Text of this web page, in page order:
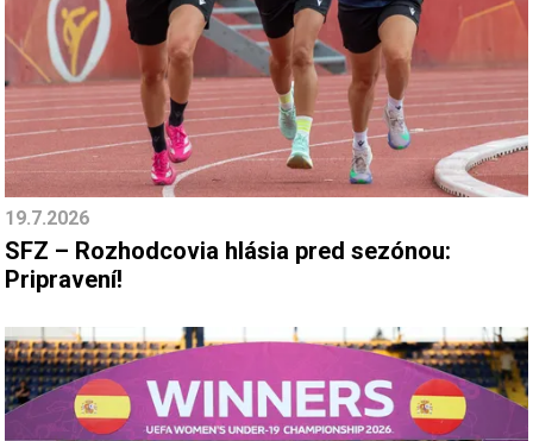
19.7.2026
SFZ – Rozhodcovia hlásia pred sezónou:
Pripravení!